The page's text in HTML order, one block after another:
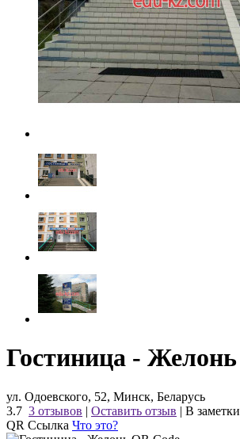
Гостиница - Желонь
ул. Одоевского, 52, Минск, Беларусь
3.7 3 отзывов | Оставить отзыв | В заметки
QR Ссылка Что это?